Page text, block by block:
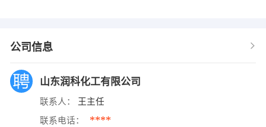
公司信息
山东润科化工有限公司
联系人： 王主任
联系电话： ****